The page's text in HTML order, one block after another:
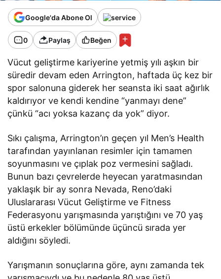
Google'da Abone Ol
0 Paylaş Beğen
Vücut geliştirme kariyerine yetmiş yılı aşkın bir
süredir devam eden Arrington, haftada üç kez bir
spor salonuna giderek her seansta iki saat ağırlık
kaldırıyor ve kendi kendine “yanmayı dene”
çünkü “acı yoksa kazanç da yok” diyor.
Sıkı çalışma, Arrington’ın geçen yıl Men’s Health
tarafından yayınlanan resimler için tamamen
soyunmasını ve çıplak poz vermesini sağladı.
Bunun bazı çevrelerde heyecan yaratmasından
yaklaşık bir ay sonra Nevada, Reno’daki
Uluslararası Vücut Geliştirme ve Fitness
Federasyonu yarışmasında yarıştığını ve 70 yaş
üstü erkekler bölümünde üçüncü sırada yer
aldığını söyledi.
Yarışmanın sonuçlarına göre, aynı zamanda tek